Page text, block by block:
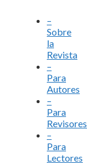
–
Sobre
la
Revista
–
Para
Autores
–
Para
Revisores
–
Para
Lectores